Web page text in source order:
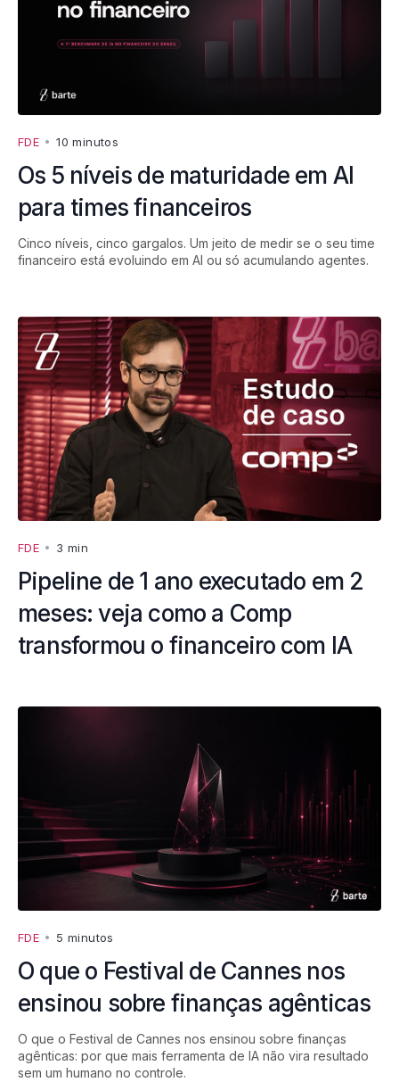
FDE •10 minutos
Os 5 níveis de maturidade em AI
para times financeiros
Cinco níveis, cinco gargalos. Um jeito de medir se o seu time
financeiro está evoluindo em AI ou só acumulando agentes.
FDE • 3 min
Pipeline de 1 ano executado em 2
meses: veja como a Comp
transformou o financeiro com IA
FDE • 5 minutos
O que o Festival de Cannes nos
ensinou sobre finanças agênticas
O que o Festival de Cannes nos ensinou sobre finanças
agênticas: por que mais ferramenta de IA não vira resultado
sem um humano no controle.